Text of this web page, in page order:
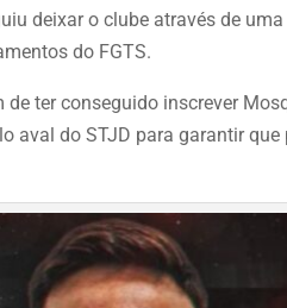
deixar o clube através de
do FGTS.
de ter conseguido inscrever
aval do STJD para garantir